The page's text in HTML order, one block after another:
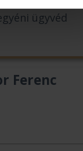
ügyvéd
Ferenc